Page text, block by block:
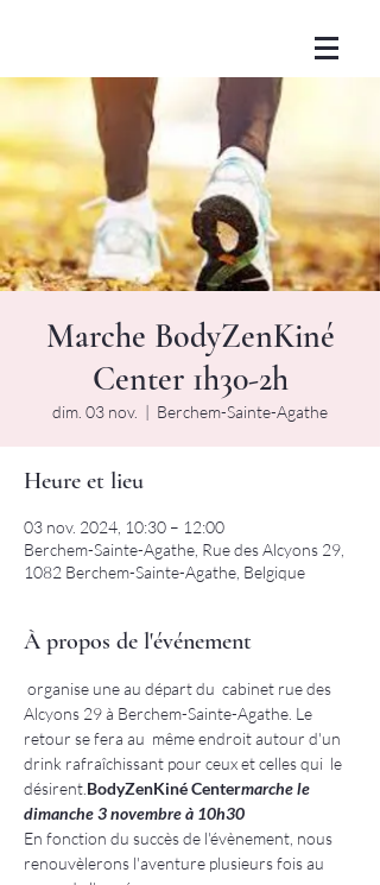
Marche BodyZenKiné
Center 1h30-2h
dim. 03 nov.
  |
Berchem-Sainte-Agathe
Heure et lieu
03 nov. 2024, 10:30 – 12:00
Berchem-Sainte-Agathe, Rue des Alcyons 29,
1082 Berchem-Sainte-Agathe, Belgique
À propos de l'événement
organise une au départ du  cabinet rue des
Alcyons 29 à Berchem-Sainte-Agathe. Le
retour se fera au  même endroit autour d'un
drink rafraîchissant pour ceux et celles qui  le
désirent. BodyZenKiné Centermarche le
dimanche 3 novembre à 10h30
En fonction du succès de l'évènement, nous
renouvèlerons l'aventure plusieurs fois au